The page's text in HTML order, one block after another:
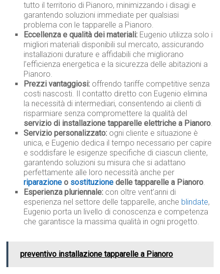
tutto il territorio di Pianoro, minimizzando i disagi e
garantendo soluzioni immediate per qualsiasi
problema con le tapparelle a Pianoro.
Eccellenza e qualità dei materiali: Eugenio utilizza solo i
migliori materiali disponibili sul mercato, assicurando
installazioni durature e affidabili che migliorano
l’efficienza energetica e la sicurezza delle abitazioni a
Pianoro.
Prezzi vantaggiosi: offrendo tariffe competitive senza
costi nascosti. Il contatto diretto con Eugenio elimina
la necessità di intermediari, consentendo ai clienti di
risparmiare senza compromettere la qualità del
servizio di installazione tapparelle elettriche a Pianoro.
Servizio personalizzato: ogni cliente e situazione è
unica, e Eugenio dedica il tempo necessario per capire
e soddisfare le esigenze specifiche di ciascun cliente,
garantendo soluzioni su misura che si adattano
perfettamente alle loro necessità anche per
riparazione o sostituzione delle tapparelle a Pianoro.
Esperienza pluriennale: con oltre vent’anni di
esperienza nel settore delle tapparelle, anche blindate,
Eugenio porta un livello di conoscenza e competenza
che garantisce la massima qualità in ogni progetto.
preventivo installazione tapparelle a Pianoro